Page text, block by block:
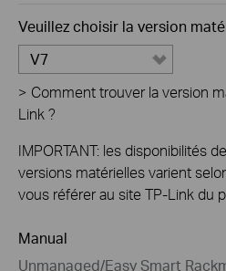
Veuillez choisir la version
V7
> Comment trouver la version
Link ?
IMPORTANT: les disponibilités
versions matérielles varient
vous référer au site TP-Link du
Manual
Unmanaged/Easy Smart